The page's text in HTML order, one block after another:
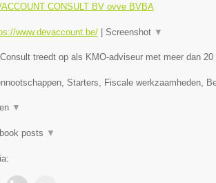
CONSULT BV ovve BVBA
www.devaccount.be/| Screenshot ▼
treedt op als KMO-adviseur met meer dan 20
Starters, Fiscale werkzaamheden,
▼
posts ▼